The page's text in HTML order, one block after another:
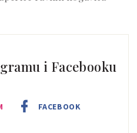
i Facebooku
FACEBOOK